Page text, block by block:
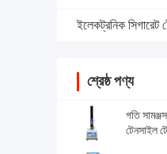
ইলেকট্রনিক সিগারেট
শ্রেষ্ঠ পণ্য
গতি
টেনসাইল